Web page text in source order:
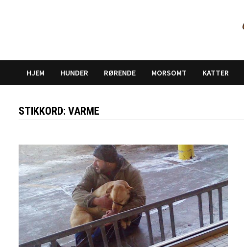
HJEM HUNDER RØRENDE MORSOMT KATTER
STIKKORD:VARME